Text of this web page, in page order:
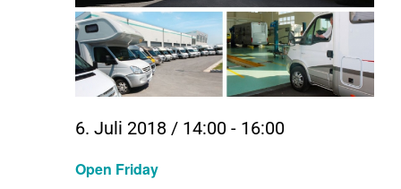
Open Friday
6. Juli 2018 / 14:00 - 16:00